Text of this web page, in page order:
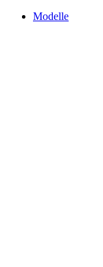
Modelle